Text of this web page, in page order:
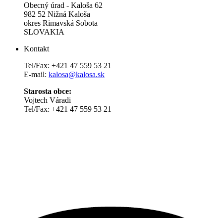
Obecný úrad - Kaloša 62
982 52 Nižná Kaloša
okres Rimavská Sobota
SLOVAKIA
Kontakt
Tel/Fax: +421 47 559 53 21
E-mail: kalosa@kalosa.sk
Starosta obce:
Vojtech Váradi
Tel/Fax: +421 47 559 53 21